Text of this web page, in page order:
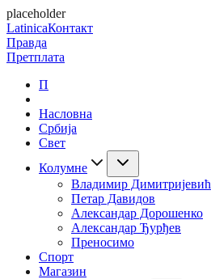
placeholder
LatinicaКонтакт
Правда
Претплата
П
Насловна
Србија
Свет
Колумне
Владимир Димитријевић
Петар Давидов
Александар Дорошенко
Александар Ђурђев
Преносимо
Спорт
Магазин